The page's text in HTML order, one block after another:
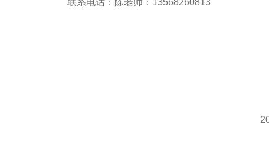
联系电话：陈老师： 13568260813